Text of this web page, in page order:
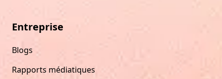
Entreprise
Blogs
Rapports médiatiques